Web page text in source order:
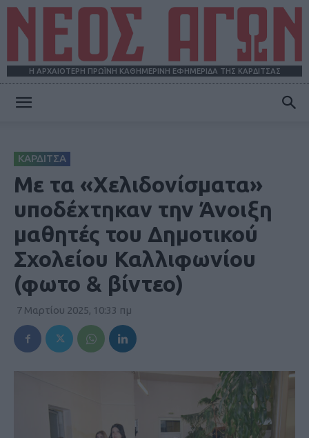
Η ΑΡΧΑΙΟΤΕΡΗ ΠΡΩΪΝΗ ΚΑΘΗΜΕΡΙΝΗ ΕΦΗΜΕΡΙΔΑ ΤΗΣ ΚΑΡΔΙΤΣΑΣ
ΚΑΡΔΙΤΣΑ
Με τα «Χελιδονίσματα»
υποδέχτηκαν την Άνοιξη
μαθητές του Δημοτικού
Σχολείου Καλλιφωνίου
(φωτο & βίντεο)
7 Μαρτίου 2025, 10:33 πμ